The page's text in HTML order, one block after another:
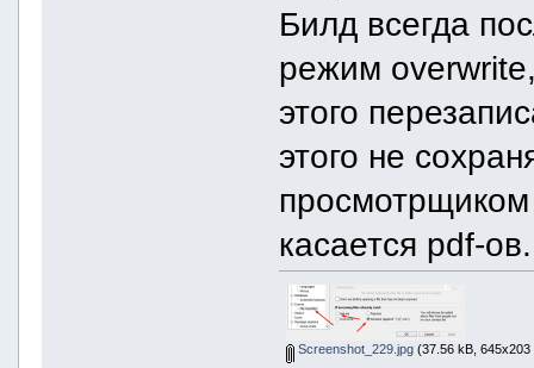
Билд всегда
режим
этого
этого не
касается pdf-ов.
Screenshot_229.jpg(37.56 kB, 645x203